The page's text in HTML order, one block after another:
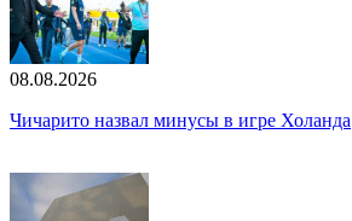
08.08.2026
Чичарито назвал минусы в игре Холанда